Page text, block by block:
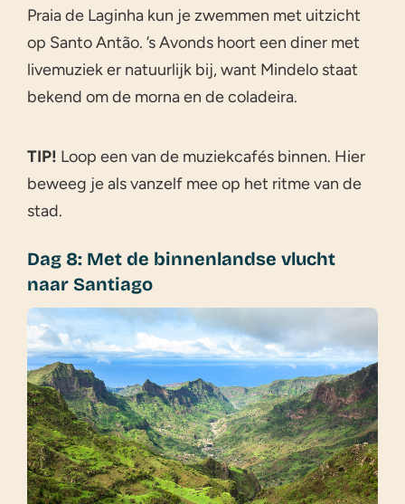
Praia de Laginha kun je zwemmen met uitzicht
op Santo Antão. ’s Avonds hoort een diner met
livemuziek er natuurlijk bij, want Mindelo staat
bekend om de morna en de coladeira.
TIP! Loop een van de muziekcafés binnen. Hier
beweeg je als vanzelf mee op het ritme van de
stad.
Dag 8: Met de binnenlandse vlucht
naar Santiago